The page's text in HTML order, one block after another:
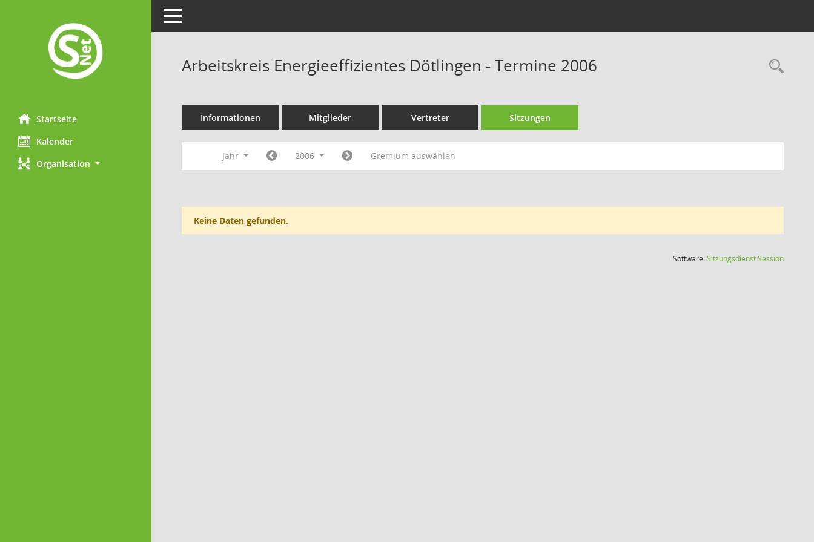
Startseite
Kalender
Organisation
Toggle navigation
Arbeitskreis Energieeffizientes Dötlingen - Termine 2006
Informationen Mitglieder Vertreter Sitzungen
Jahr 2006 Gremium auswählen
Keine Daten gefunden.
Software:SitzungsdienstSession(Wird in